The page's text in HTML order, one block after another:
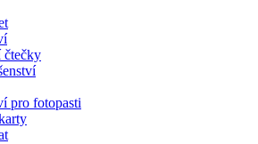
čtečky
pro fotopasti